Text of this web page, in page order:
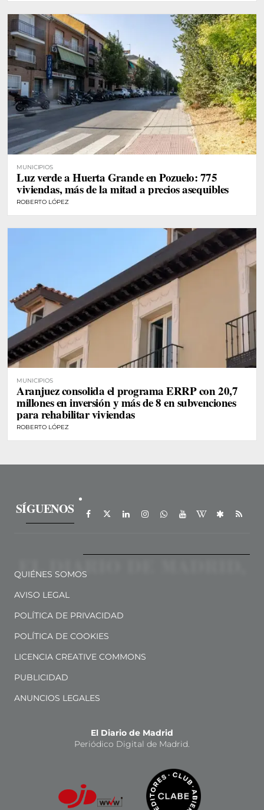
MUNICIPIOS
Luz verde a Huerta Grande en Pozuelo: 775
viviendas, más de la mitad a precios asequibles
ROBERTO LÓPEZ
MUNICIPIOS
Aranjuez consolida el programa ERRP con 20,7
millones en inversión y más de 8 en subvenciones
para rehabilitar viviendas
ROBERTO LÓPEZ
SÍGUENOS
QUIÉNES SOMOS
AVISO LEGAL
POLÍTICA DE PRIVACIDAD
POLÍTICA DE COOKIES
LICENCIA CREATIVE COMMONS
PUBLICIDAD
ANUNCIOS LEGALES
El Diario de Madrid
Periódico Digital de Madrid.